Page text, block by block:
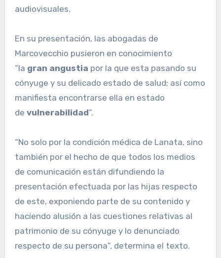
audiovisuales.
En su presentación, las abogadas de
Marcovecchio pusieron en conocimiento
“la gran angustia por la que esta pasando su
cónyuge y su delicado estado de salud; así como
manifiesta encontrarse ella en estado
de vulnerabilidad”.
“No solo por la condición médica de Lanata, sino
también por el hecho de que todos los medios
de comunicación están difundiendo la
presentación efectuada por las hijas respecto
de este, exponiendo parte de su contenido y
haciendo alusión a las cuestiones relativas al
patrimonio de su cónyuge y lo denunciado
respecto de su persona”, determina el texto.